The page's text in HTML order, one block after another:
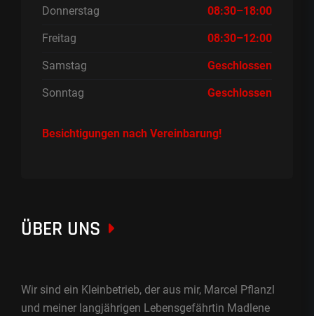
Donnerstag 08:30–18:00
Freitag 08:30–12:00
Samstag Geschlossen
Sonntag Geschlossen
Besichtigungen nach Vereinbarung!
ÜBER UNS
Wir sind ein Kleinbetrieb, der aus mir, Marcel Pflanzl
und meiner langjährigen Lebensgefährtin Madlene